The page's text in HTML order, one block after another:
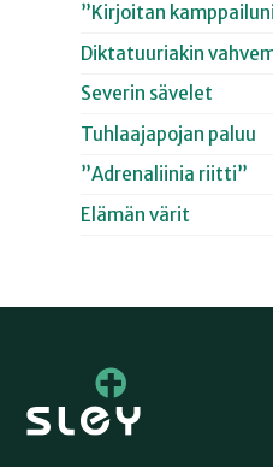
”Kirjoitan
Diktatuuriakin
Severin sävelet
Tuhlaajapojan paluu
”Adrenaliinia riitti”
Elämän värit